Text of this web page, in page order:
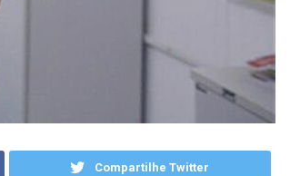
Compartilhe Twitter